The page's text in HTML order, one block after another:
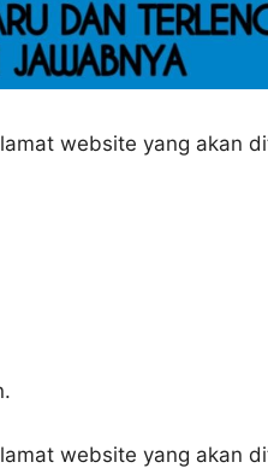
website yang akan
website yang akan